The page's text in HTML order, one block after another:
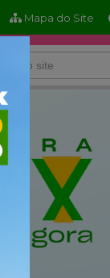
Mapa do Site